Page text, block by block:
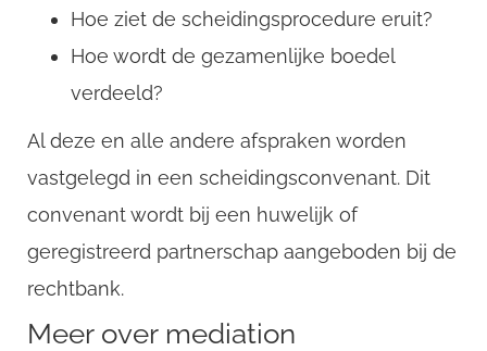
Hoe ziet de scheidingsprocedure eruit?
Hoe wordt de gezamenlijke boedel
verdeeld?
Al deze en alle andere afspraken worden
vastgelegd in een scheidingsconvenant. Dit
convenant wordt bij een huwelijk of
geregistreerd partnerschap aangeboden bij de
rechtbank.
Meer over mediation